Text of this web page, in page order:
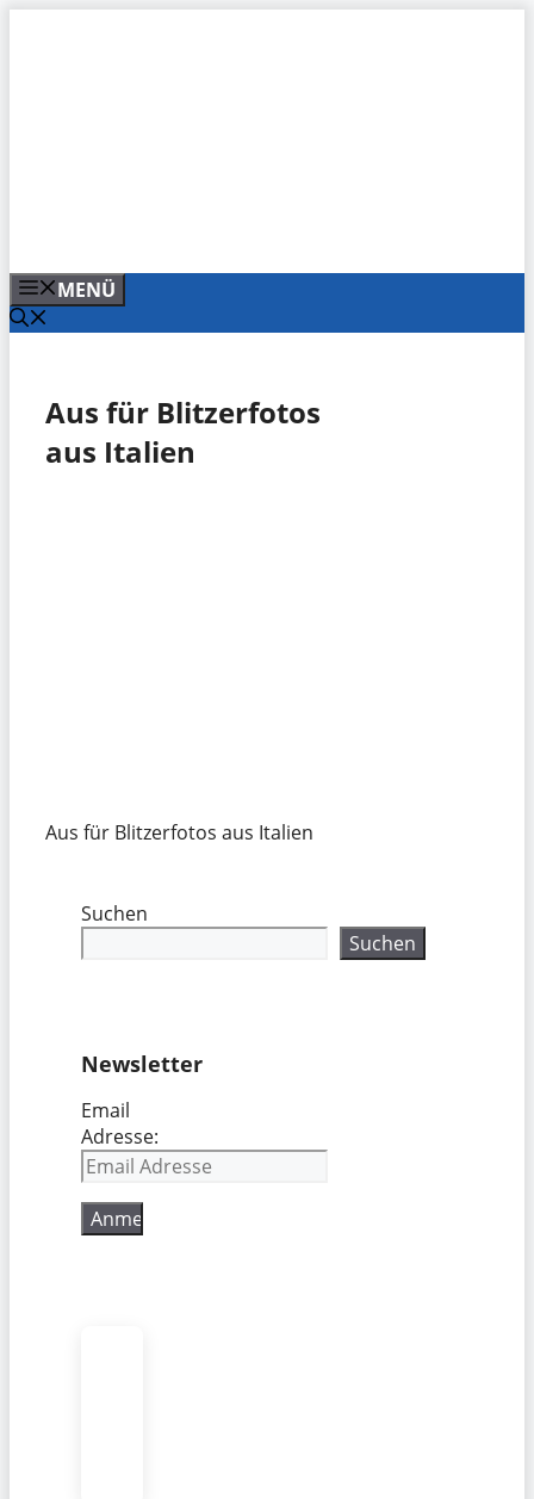
MENÜ
Aus für Blitzerfotos
aus Italien
Aus für Blitzerfotos aus Italien
Suchen
Suchen
Newsletter
Email
Adresse: